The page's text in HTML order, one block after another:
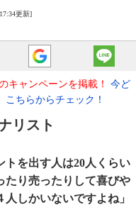
更新]
キャンペーンを掲載！
今ど
ちらからチェック！
リスト
を出す人は20人くらい
たり売ったりして喜びや
しかいないですよね」